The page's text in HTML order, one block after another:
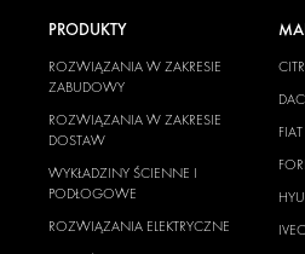
PRODUKTY
ROZWIĄZANIA W ZAKRESIE
ZABUDOWY
ROZWIĄZANIA W ZAKRESIE
DOSTAW
WYKŁADZINY ŚCIENNE I
PODŁOGOWE
ROZWIĄZANIA ELEKTRYCZNE
FIAT